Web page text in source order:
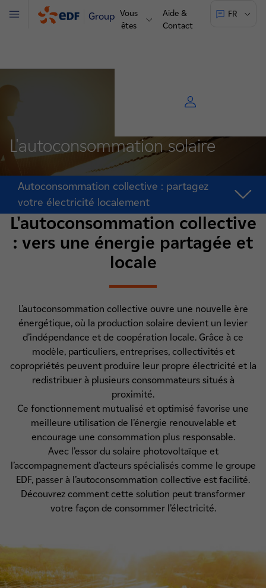
Groupe Vous
êtes
Aide &
Contact
FR
Menu
L'autoconsommation solaire
Autoconsommation collective : partagez
votre électricité localement
L'autoconsommation collective
: vers une énergie partagée et
locale
L’autoconsommation collective ouvre une nouvelle ère
énergétique, où la production solaire devient un levier
d’indépendance et de coopération locale. Grâce à ce
modèle, particuliers, entreprises, collectivités et
copropriétés peuvent produire leur propre électricité et la
redistribuer à plusieurs consommateurs situés à
proximité.
Ce fonctionnement mutualisé et optimisé favorise une
meilleure utilisation de l’énergie renouvelable et
encourage une consommation plus responsable.
Avec l’essor du solaire photovoltaïque et
l’accompagnement d’acteurs spécialisés comme le groupe
EDF, passer à l’autoconsommation collective est facilité.
Découvrez comment cette solution peut transformer
votre façon de consommer l’électricité.